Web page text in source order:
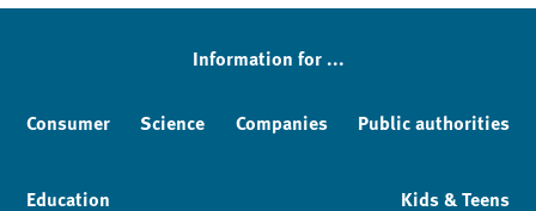
Information for ...
Consumer Science Companies Public authorities
Education Kids & Teens